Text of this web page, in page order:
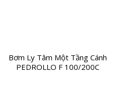
Bơm Ly Tâm Một Tầng Cánh
PEDROLLO F 100/200C